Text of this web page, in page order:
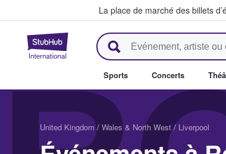
La place de marché des billets
StubHub - Où les fans
Sports Concerts
United Kingdom / Wales & North West / Liverpool